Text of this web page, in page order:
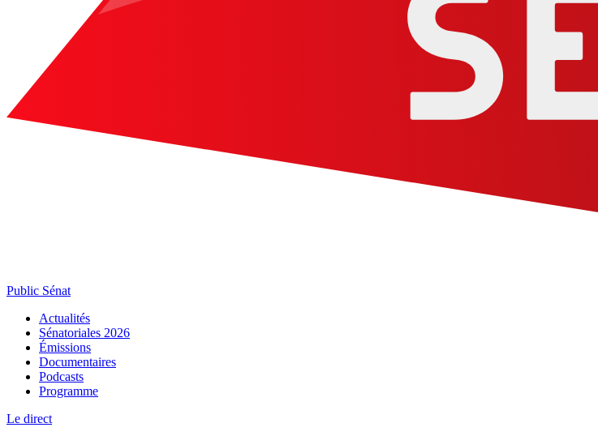
Public Sénat
Actualités
Sénatoriales 2026
Émissions
Documentaires
Podcasts
Programme
Le direct